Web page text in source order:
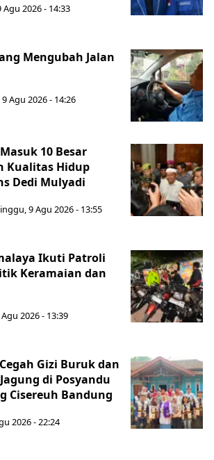
2026 - 14:33
Mengubah Jalan
Agu 2026 - 14:26
10 Besar
Kualitas Hidup
Dedi Mulyadi
9 Agu 2026 - 13:55
Ikuti Patroli
Keramaian dan
2026 - 13:39
Gizi Buruk dan
di Posyandu
Cisereuh Bandung
2026 - 22:24